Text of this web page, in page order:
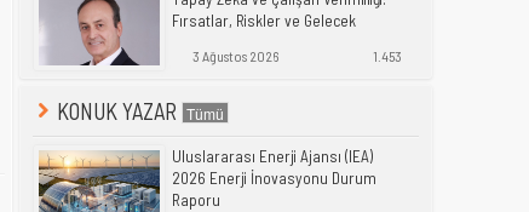
Fırsatlar, Riskler ve Gelecek
3 Ağustos 2026 1.453
KONUK YAZAR
Uluslararası Enerji Ajansı (IEA)
2026 Enerji İnovasyonu Durum
Raporu